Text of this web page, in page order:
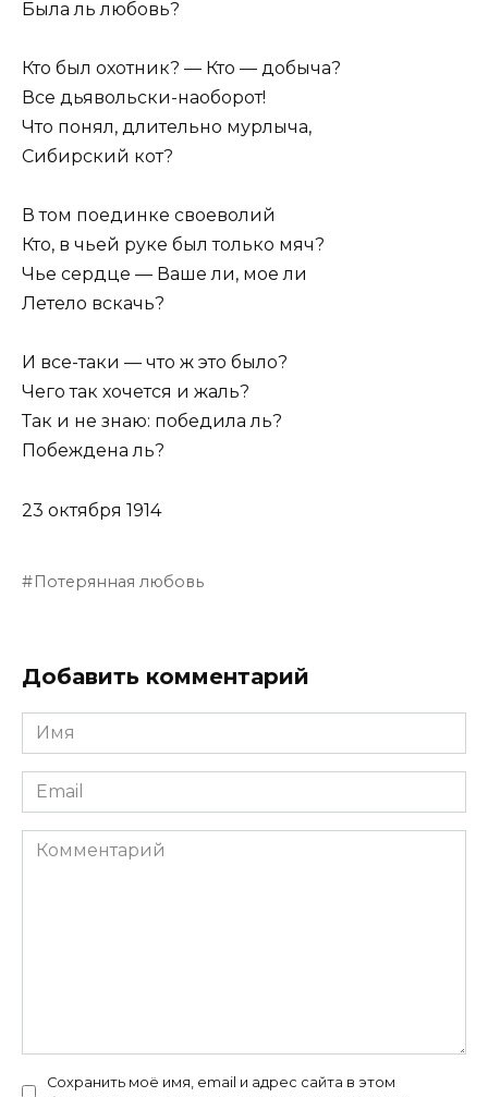
Была ль любовь?
Кто был охотник? — Кто — добыча?
Все дьявольски-наоборот!
Что понял, длительно мурлыча,
Сибирский кот?
В том поединке своеволий
Кто, в чьей руке был только мяч?
Чье сердце — Ваше ли, мое ли
Летело вскачь?
И все-таки — что ж это было?
Чего так хочется и жаль?
Так и не знаю: победила ль?
Побеждена ль?
23 октября 1914
Потерянная любовь
Добавить комментарий
Имя
Email
Комментарий
Сохранить моё имя, email и адрес сайта в этом